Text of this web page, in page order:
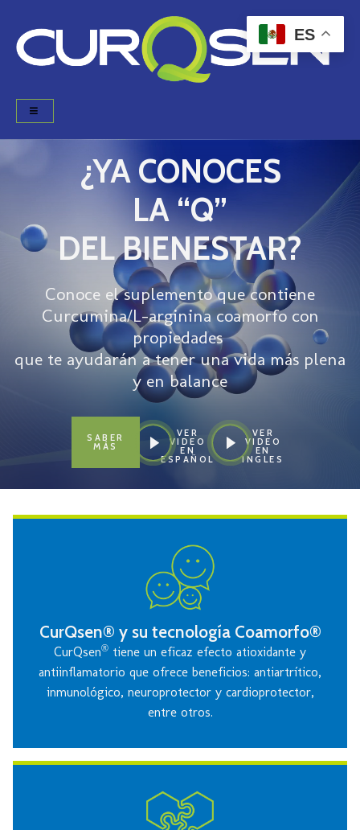
¿YA CONOCES
LA “Q”
DEL BIENESTAR?
Conoce el suplemento que contiene
Curcumina/L-arginina coamorfo con
propiedades
que te ayudarán a tener una vida más plena
y en balance
SABER
MÁS
VER
VIDEO
EN
ESPAÑOL
VER
VIDEO
EN
INGLES
CurQsen® y su tecnología Coamorfo®
CurQsen® tiene un eficaz efecto atioxidante y
antiinflamatorio que ofrece beneficios: antiartrítico,
inmunológico, neuroprotector y cardioprotector,
entre otros.
ES